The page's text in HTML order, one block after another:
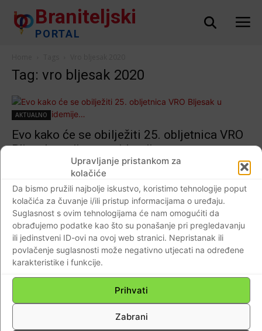
Upravljanje pristankom za
kolačiće
Da bismo pružili najbolje iskustvo, koristimo tehnologije poput
kolačića za čuvanje i/ili pristup informacijama o uređaju.
Suglasnost s ovim tehnologijama će nam omogućiti da
obrađujemo podatke kao što su ponašanje pri pregledavanju
ili jedinstveni ID-ovi na ovoj web stranici. Nepristanak ili
povlačenje suglasnosti može negativno utjecati na određene
karakteristike i funkcije.
Prihvati
Zabrani
Braniteljski
PORTAL
Tag: vro bljesak 2020
AKTUALNO
Evo kako će se obilježiti 25. obljetnica VRO
Bljesak u vrijeme epidemije…
Braniteljski portal - 30.04.2020 0
Impressum Kontaktirajte nas Pravila o privatnosti
© Newspaper WordPress Theme by TagDiv